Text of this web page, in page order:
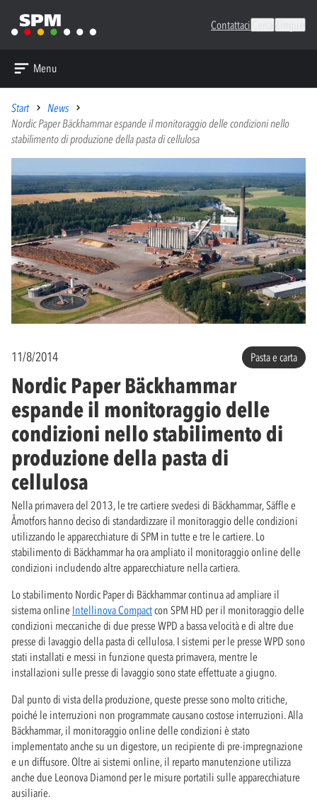
Contattaci
Menu
Start
News
Nordic Paper Bäckhammar espande il monitoraggio delle condizioni nello
stabilimento di produzione della pasta di cellulosa
11/8/2014 Pasta e carta
Nordic Paper Bäckhammar
espande il monitoraggio delle
condizioni nello stabilimento di
produzione della pasta di
cellulosa
Nella primavera del 2013, le tre cartiere svedesi di Bäckhammar, Säffle e
Åmotfors hanno deciso di standardizzare il monitoraggio delle condizioni
utilizzando le apparecchiature di SPM in tutte e tre le cartiere. Lo
stabilimento di Bäckhammar ha ora ampliato il monitoraggio online delle
condizioni includendo altre apparecchiature nella cartiera.
Lo stabilimento Nordic Paper di Bäckhammar continua ad ampliare il
sistema online Intellinova Compactcon SPM HD per il monitoraggio delle
condizioni meccaniche di due presse WPD a bassa velocità e di altre due
presse di lavaggio della pasta di cellulosa. I sistemi per le presse WPD sono
stati installati e messi in funzione questa primavera, mentre le
installazioni sulle presse di lavaggio sono state effettuate a giugno.
Dal punto di vista della produzione, queste presse sono molto critiche,
poiché le interruzioni non programmate causano costose interruzioni. Alla
Bäckhammar, il monitoraggio online delle condizioni è stato
implementato anche su un digestore, un recipiente di pre-impregnazione
e un diffusore. Oltre ai sistemi online, il reparto manutenzione utilizza
anche due Leonova Diamond per le misure portatili sulle apparecchiature
ausiliarie.